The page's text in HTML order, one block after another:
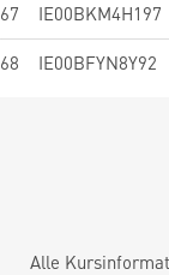
67 IE00BKM4H197
68 IE00BFYN8Y92
Alle